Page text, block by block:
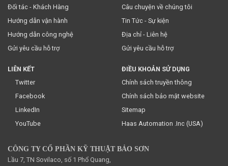
Đối tác - Khách Hàng
Hướng dẫn vận hành
Hướng dẫn công nghệ
Gửi yêu cầu hỗ trợ
Câu chuyện về chúng tôi
Tin Tức - Sự kiện
Địa chỉ - Liên hệ
Gửi yêu cầu hỗ trợ
LIÊN KẾT
Twitter
Facebook
LinkedIn
YouTube
ĐIỀU KHOẢN SỬ DỤNG
Chính sách truyền thông
Chính sách bảo mật website
Sitemap
Haas Automation .Inc (USA)
CÔNG TY CỔ PHẦN KỸ THUẬT BẢO SƠN
Lầu 7, TN Sovilaco, số 1 Phổ Quang,